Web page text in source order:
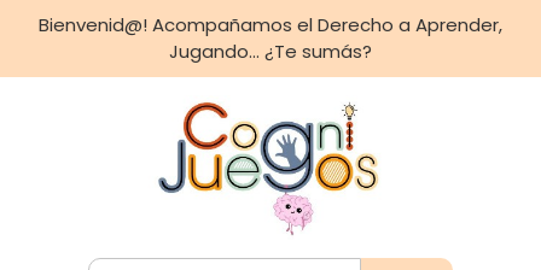
Bienvenid@! Acompañamos el Derecho a Aprender,
Jugando... ¿Te sumás?